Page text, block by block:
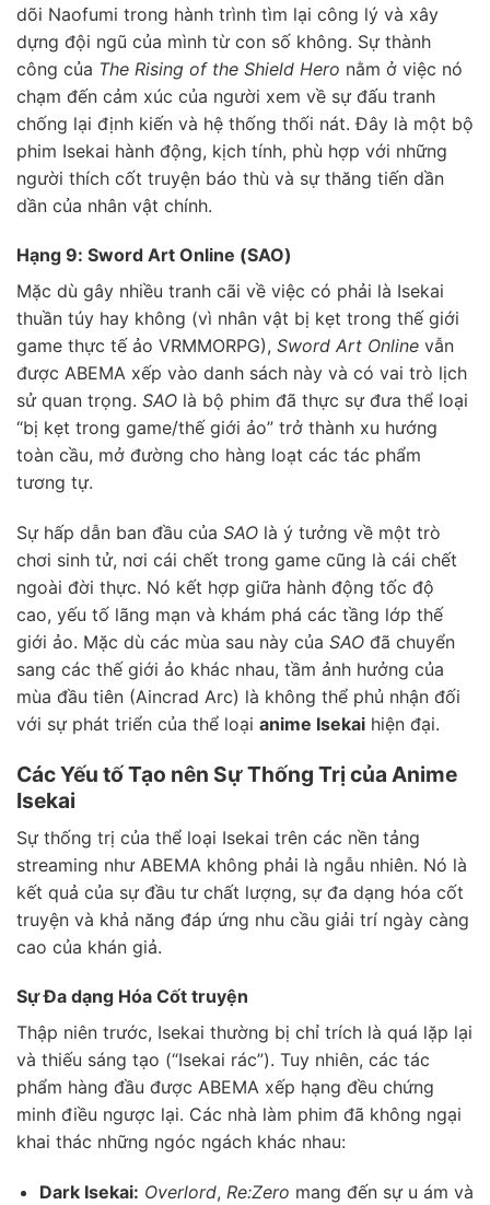
dõi Naofumi trong hành trình tìm lại công lý và xây
dựng đội ngũ của mình từ con số không. Sự thành
công của The Rising of the Shield Hero nằm ở việc nó
chạm đến cảm xúc của người xem về sự đấu tranh
chống lại định kiến và hệ thống thối nát. Đây là một bộ
phim Isekai hành động, kịch tính, phù hợp với những
người thích cốt truyện báo thù và sự thăng tiến dần
dần của nhân vật chính.
Hạng 9: Sword Art Online (SAO)
Mặc dù gây nhiều tranh cãi về việc có phải là Isekai
thuần túy hay không (vì nhân vật bị kẹt trong thế giới
game thực tế ảo VRMMORPG), Sword Art Online vẫn
được ABEMA xếp vào danh sách này và có vai trò lịch
sử quan trọng. SAO là bộ phim đã thực sự đưa thể loại
“bị kẹt trong game/thế giới ảo” trở thành xu hướng
toàn cầu, mở đường cho hàng loạt các tác phẩm
tương tự.
Sự hấp dẫn ban đầu của SAO là ý tưởng về một trò
chơi sinh tử, nơi cái chết trong game cũng là cái chết
ngoài đời thực. Nó kết hợp giữa hành động tốc độ
cao, yếu tố lãng mạn và khám phá các tầng lớp thế
giới ảo. Mặc dù các mùa sau này của SAO đã chuyển
sang các thế giới ảo khác nhau, tầm ảnh hưởng của
mùa đầu tiên (Aincrad Arc) là không thể phủ nhận đối
với sự phát triển của thể loại anime Isekai hiện đại.
Các Yếu tố Tạo nên Sự Thống Trị của Anime
Isekai
Sự thống trị của thể loại Isekai trên các nền tảng
streaming như ABEMA không phải là ngẫu nhiên. Nó là
kết quả của sự đầu tư chất lượng, sự đa dạng hóa cốt
truyện và khả năng đáp ứng nhu cầu giải trí ngày càng
cao của khán giả.
Sự Đa dạng Hóa Cốt truyện
Thập niên trước, Isekai thường bị chỉ trích là quá lặp lại
và thiếu sáng tạo (“Isekai rác”). Tuy nhiên, các tác
phẩm hàng đầu được ABEMA xếp hạng đều chứng
minh điều ngược lại. Các nhà làm phim đã không ngại
khai thác những ngóc ngách khác nhau:
Dark Isekai: Overlord, Re:Zero mang đến sự u ám và